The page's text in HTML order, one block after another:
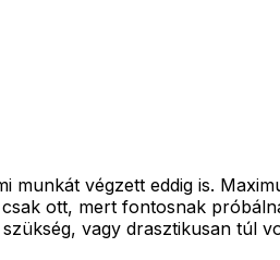
végzett eddig is.
ott, mert fontosnak
vagy drasztikusan túl